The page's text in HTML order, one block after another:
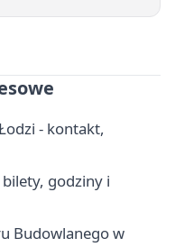
- kontakt,
godziny i
Budowlanego w